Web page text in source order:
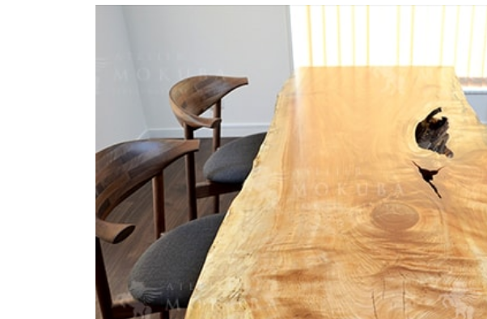
特別なダイニングチェア
コーディネート集
メンテナンス方法
アウトレット神戸店
公式オンラインストア
WEBカタログ